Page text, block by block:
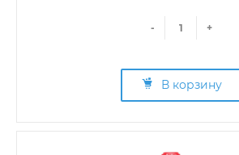
- +
В корзину